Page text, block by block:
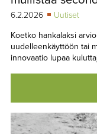
6.2.2026
Uutiset
Koetko hankalaksi
uudelleenkäyttöön tai
innovaatio lupaa